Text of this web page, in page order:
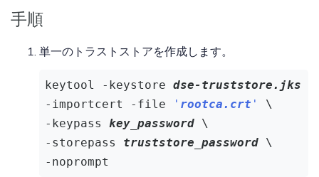
手順
単一のトラストストアを作成します。
keytool -keystore dse-truststore.jks
-importcert -file
' rootca.crt '
\
-keypass key_password \
-storepass truststore_password \
-noprompt